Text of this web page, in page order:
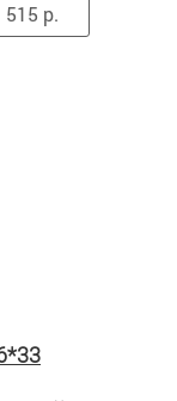
515 р.